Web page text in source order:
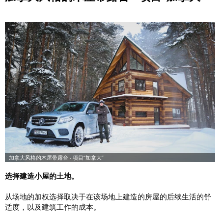
选择建造小屋的土地。
从场地的加权选择取决于在该场地上建造的房屋的后续生活的舒
适度，以及建筑工作的成本。